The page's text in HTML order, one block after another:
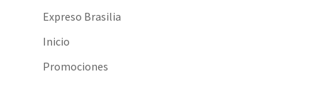
Expreso Brasilia
Inicio
Promociones